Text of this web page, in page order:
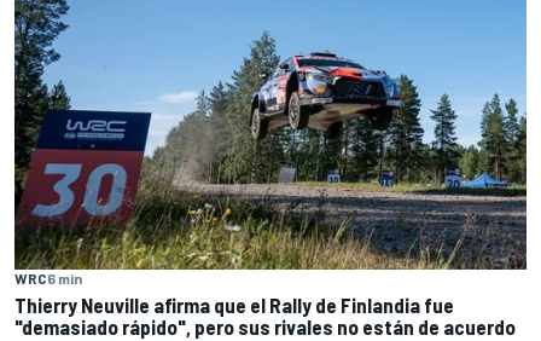
WRC6 min
Thierry Neuville afirma que el Rally de Finlandia fue
"demasiado rápido", pero sus rivales no están de acuerdo